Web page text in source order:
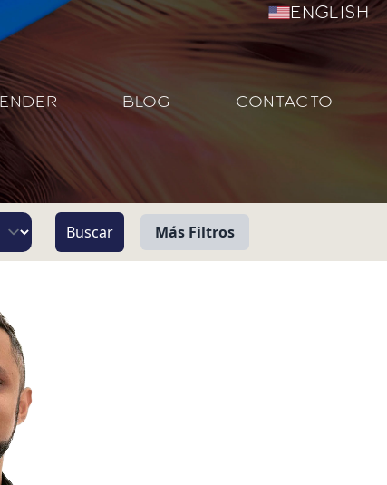
English
BLOG CONTACTO
Más Filtros